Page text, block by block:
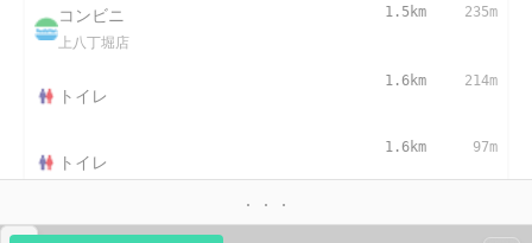
コンビニ
上八丁堀店
1.5km 235m
トイレ
1.6km 214m
トイレ
1.6km 97m
トイレ